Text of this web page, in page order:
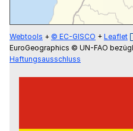
Webtools + © EC-GISCO + Leaflet
EuroGeographics © UN-FAO
Haftungsausschluss